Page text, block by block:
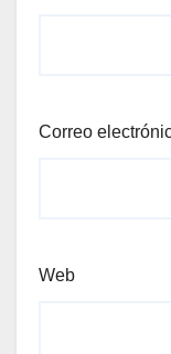
Correo
Web